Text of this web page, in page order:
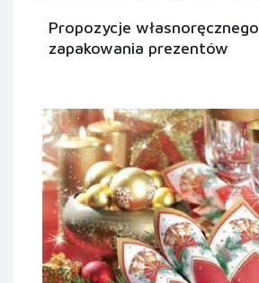
Propozycje własnoręcznego
zapakowania prezentów